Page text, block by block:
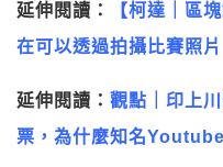
延伸閱讀：
【柯達｜區
在可以透過拍攝比賽照
延伸閱讀： 觀點｜印上
票，為什麼知名